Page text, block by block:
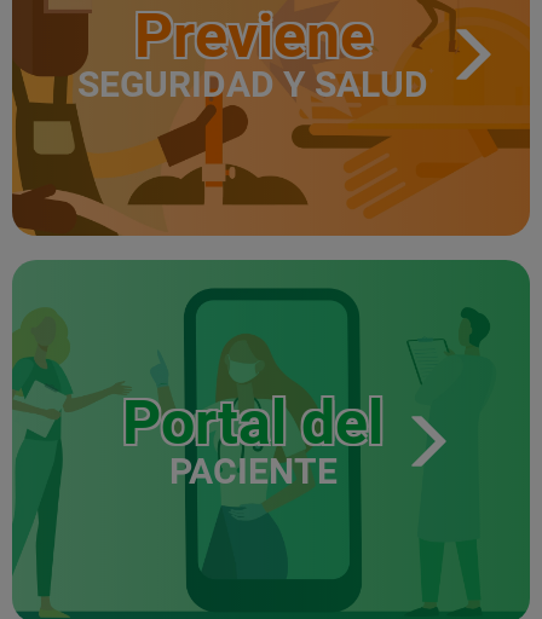
Previene
SEGURIDAD Y SALUD
Portal del
PACIENTE